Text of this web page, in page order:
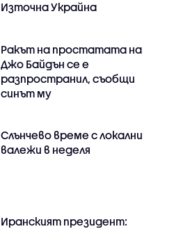
Източна Украйна
Ракът на простатата на
Джо Байдън се е
разпространил, съобщи
синът му
Слънчево време с локални
валежи в неделя
Иранският президент: